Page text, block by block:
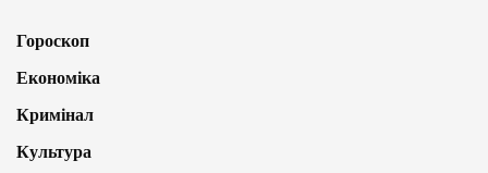
Гороскоп
Економіка
Кримінал
Культура